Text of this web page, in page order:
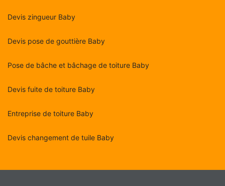
Devis zingueur Baby
Devis pose de gouttière Baby
Pose de bâche et bâchage de toiture Baby
Devis fuite de toiture Baby
Entreprise de toiture Baby
Devis changement de tuile Baby